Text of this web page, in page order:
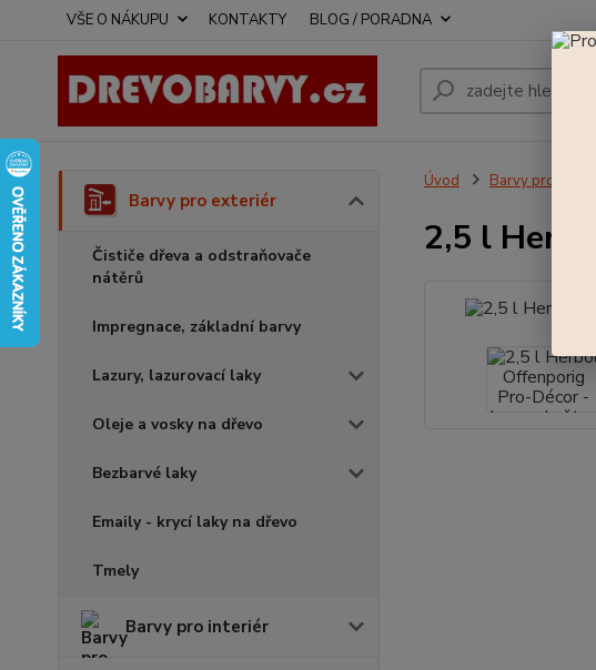
VŠE O NÁKUPU KONTAKTY BLOG / PORADNA
Barvy pro exteriér
Čističe dřeva a odstraňovače
nátěrů
Impregnace, základní barvy
Lazury, lazurovací laky
Oleje a vosky na dřevo
Bezbarvé laky
Emaily - krycí laky na dřevo
Tmely
Barvy pro interiér
Úvod Barvy pro
2,5 l